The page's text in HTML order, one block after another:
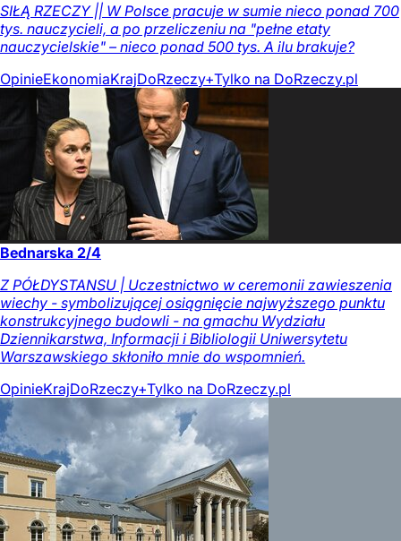
SIŁĄ RZECZY || W Polsce pracuje w sumie nieco ponad 700
tys. nauczycieli, a po przeliczeniu na "pełne etaty
nauczycielskie" – nieco ponad 500 tys. A ilu brakuje?
OpinieEkonomiaKrajDoRzeczy+Tylko na DoRzeczy.pl
Bednarska 2/4
Z PÓŁDYSTANSU | Uczestnictwo w ceremonii zawieszenia
wiechy - symbolizującej osiągnięcie najwyższego punktu
konstrukcyjnego budowli - na gmachu Wydziału
Dziennikarstwa, Informacji i Bibliologii Uniwersytetu
Warszawskiego skłoniło mnie do wspomnień.
OpinieKrajDoRzeczy+Tylko na DoRzeczy.pl